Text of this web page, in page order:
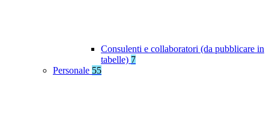
Consulenti e collaboratori (da pubblicare in
tabelle) 7
Personale 55